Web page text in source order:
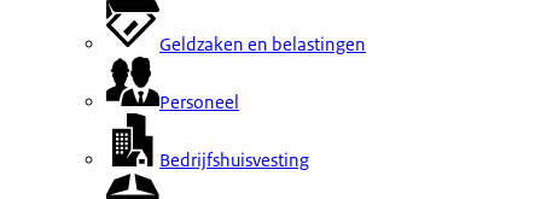
Geldzaken en belastingen
Personeel
Bedrijfshuisvesting